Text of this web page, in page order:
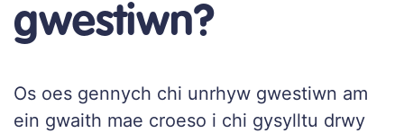
I Gefnogwyr
Gwybodaeth, cefnogi a chysylltu
Dysgu a Datblygu
Hyfforddiant, Adnoddau a Gwybodaeth
gwestiwn?
Os oes gennych chi unrhyw gwestiwn am
ein gwaith mae croeso i chi gysylltu drwy